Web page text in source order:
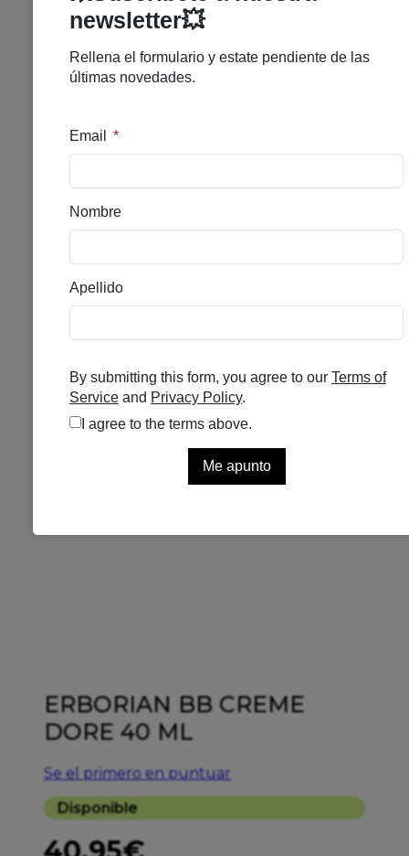
ERBORIAN BB CREME
DORE 40 ML
Se el primero en puntuar
Disponible